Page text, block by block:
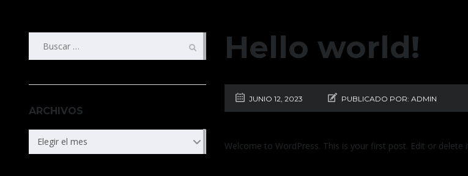
Hello world!
JUNIO 12, 2023 PUBLICADO POR: ADMIN
Welcome to WordPress. This is your first post. Edit or delete
ARCHIVOS
Elegir el mes